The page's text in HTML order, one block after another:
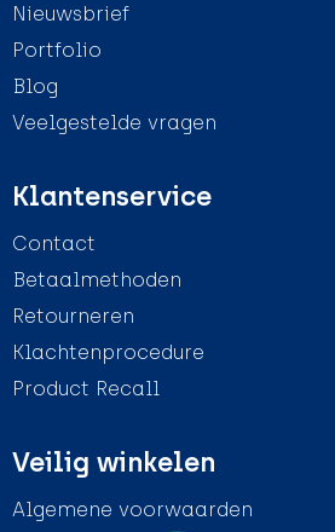
Nieuwsbrief
Portfolio
Blog
Veelgestelde vragen
Klantenservice
Contact
Betaalmethoden
Retourneren
Klachtenprocedure
Product Recall
Veilig winkelen
Algemene voorwaarden